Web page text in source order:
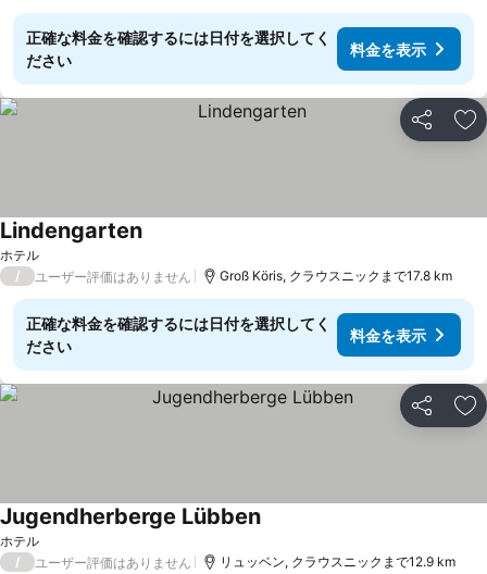
正確な料金を確認するには日付を選択してく
ださい
料金を表示
シェア お
ホテル
Lindengarten
/ ユーザー評価はありません Groß Köris, クラウスニックまで17.8 km
正確な料金を確認するには日付を選択してく
ださい
料金を表示
シェア お
ホテル
Jugendherberge Lübben
/ ユーザー評価はありません リュッベン, クラウスニックまで12.9 km